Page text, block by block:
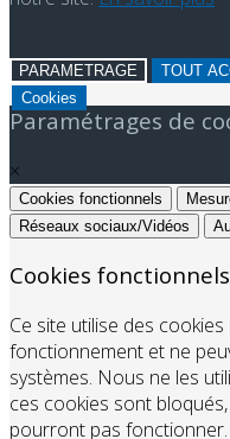
PARAMETRAGE TOUT
Cookies
Paramétrages de
×
Cookies fonctionnels
Réseaux sociaux/Vidéos
Cookies fonctionnels
Ce site utilise des
fonctionnement et ne
systèmes. Nous ne les
ces cookies sont
pourront pas fonctionner.